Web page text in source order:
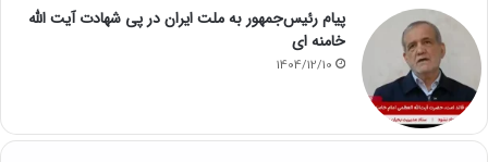
پیام رئیس‌جمهور به ملت ایران در پی شهادت آیت الله
خامنه ای
1404/12/10